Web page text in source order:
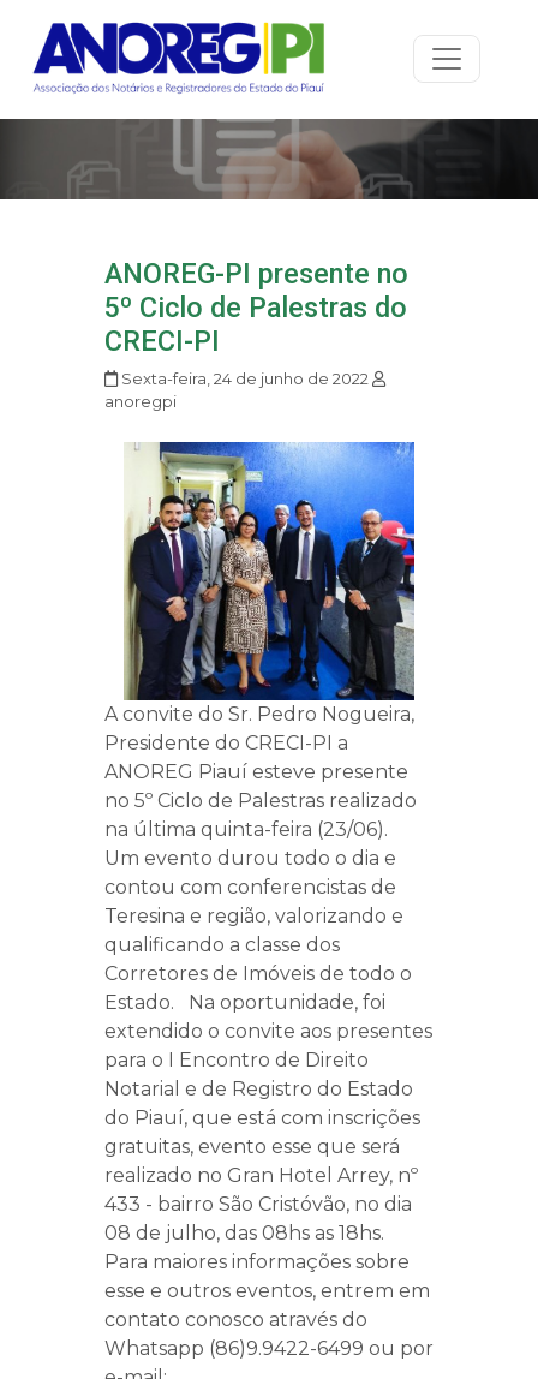
ANOREG-PI presente no
5º Ciclo de Palestras do
CRECI-PI
Sexta-feira, 24 de junho de 2022
anoregpi
A convite do Sr. Pedro Nogueira,
Presidente do CRECI-PI a
ANOREG Piauí esteve presente
no 5º Ciclo de Palestras realizado
na última quinta-feira (23/06).
Um evento durou todo o dia e
contou com conferencistas de
Teresina e região, valorizando e
qualificando a classe dos
Corretores de Imóveis de todo o
Estado. Na oportunidade, foi
extendido o convite aos presentes
para o I Encontro de Direito
Notarial e de Registro do Estado
do Piauí, que está com inscrições
gratuitas, evento esse que será
realizado no Gran Hotel Arrey, nº
433 - bairro São Cristóvão, no dia
08 de julho, das 08hs as 18hs.
Para maiores informações sobre
esse e outros eventos, entrem em
contato conosco através do
Whatsapp (86)9.9422-6499 ou por